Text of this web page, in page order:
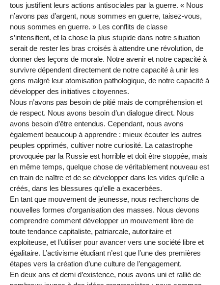
tous justifient leurs actions antisociales par la guerre. « Nous
n’avons pas d’argent, nous sommes en guerre, taisez-vous,
nous sommes en guerre. » Les conflits de classe
s’intensifient, et la chose la plus stupide dans notre situation
serait de rester les bras croisés à attendre une révolution, de
donner des leçons de morale. Notre avenir et notre capacité à
survivre dépendent directement de notre capacité à unir les
gens malgré leur atomisation pathologique, de notre capacité à
développer des initiatives citoyennes.
Nous n’avons pas besoin de pitié mais de compréhension et
de respect. Nous avons besoin d’un dialogue direct. Nous
avons besoin d’être entendus. Cependant, nous avons
également beaucoup à apprendre : mieux écouter les autres
peuples opprimés, cultiver notre curiosité. La catastrophe
provoquée par la Russie est horrible et doit être stoppée, mais
en même temps, quelque chose de véritablement nouveau est
en train de naître et de se développer dans les vides qu’elle a
créés, dans les blessures qu’elle a exacerbées.
En tant que mouvement de jeunesse, nous recherchons de
nouvelles formes d’organisation des masses. Nous devons
comprendre comment développer un mouvement libre de
toute tendance capitaliste, patriarcale, autoritaire et
exploiteuse, et l’utiliser pour avancer vers une société libre et
égalitaire. L’activisme étudiant n’est que l’une des premières
étapes vers la création d’une culture de l’engagement.
En deux ans et demi d’existence, nous avons uni et rallié de